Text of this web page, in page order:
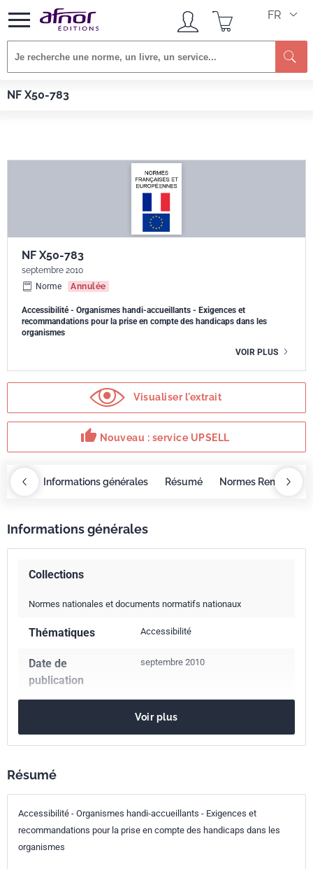
FR
NF X50-783
Afnor EDITIONS
NF X50-783
septembre 2010
Norme
Annulée
Accessibilité - Organismes handi-accueillants - Exigences et
recommandations pour la prise en compte des handicaps dans les
organismes
VOIR PLUS
Visualiser l'extrait
thumb_up Nouveau : service UPSELL
Informations générales Résumé Normes
Informations générales
Collections
Normes nationales et documents normatifs nationaux
Thématiques Accessibilité
Date de
publication
septembre 2010
Référence
Codes ICS
personnes invalides ou handicapées
Indice de
Voir plus
Résumé
Accessibilité - Organismes handi-accueillants - Exigences et
recommandations pour la prise en compte des handicaps dans les
organismes